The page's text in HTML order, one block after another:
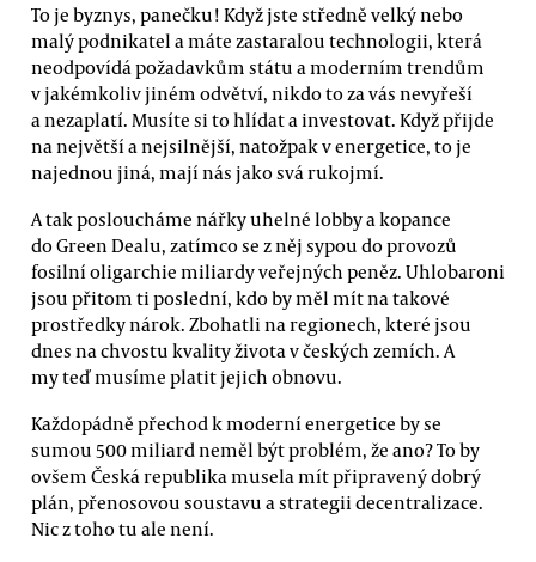
To je byznys, panečku! Když jste středně velký nebo
malý podnikatel a máte zastaralou technologii, která
neodpovídá požadavkům státu a moderním trendům
v jakémkoliv jiném odvětví, nikdo to za vás nevyřeší
a nezaplatí. Musíte si to hlídat a investovat. Když přijde
na největší a nejsilnější, natožpak v energetice, to je
najednou jiná, mají nás jako svá rukojmí.
A tak posloucháme nářky uhelné lobby a kopance
do Green Dealu, zatímco se z něj sypou do provozů
fosilní oligarchie miliardy veřejných peněz. Uhlobaroni
jsou přitom ti poslední, kdo by měl mít na takové
prostředky nárok. Zbohatli na regionech, které jsou
dnes na chvostu kvality života v českých zemích. A
my teď musíme platit jejich obnovu.
Každopádně přechod k moderní energetice by se
sumou 500 miliard neměl být problém, že ano? To by
ovšem Česká republika musela mít připravený dobrý
plán, přenosovou soustavu a strategii decentralizace.
Nic z toho tu ale není.